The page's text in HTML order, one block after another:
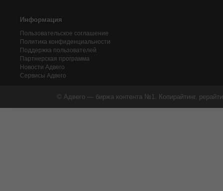
Информация
Пользовательское соглашение
Политика конфиденциальности
Поддержка пользователей
Партнерская программа
Новости Адвего
Сервисы Адвего
© Адвего — биржа контента №1. Копирайтинг,